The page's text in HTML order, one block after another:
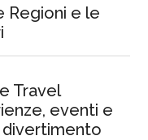
Regioni e le
Travel
eventi e
divertimento